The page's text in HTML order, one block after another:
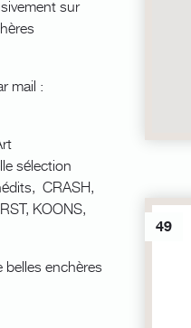
sur
mail :
sélection
CRASH,
KOONS,
enchères
49